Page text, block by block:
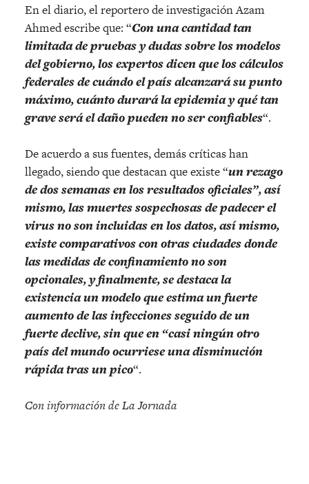
En el diario, el reportero de investigación Azam
Ahmed escribe que: “Con una cantidad tan
limitada de pruebas y dudas sobre los modelos
del gobierno, los expertos dicen que los cálculos
federales de cuándo el país alcanzará su punto
máximo, cuánto durará la epidemia y qué tan
grave será el daño pueden no ser confiables“.
De acuerdo a sus fuentes, demás críticas han
llegado, siendo que destacan que existe “un rezago
de dos semanas en los resultados oficiales”, así
mismo, las muertes sospechosas de padecer el
virus no son incluidas en los datos, así mismo,
existe comparativos con otras ciudades donde
las medidas de confinamiento no son
opcionales, y finalmente, se destaca la
existencia un modelo que estima un fuerte
aumento de las infecciones seguido de un
fuerte declive, sin que en “casi ningún otro
país del mundo ocurriese una disminución
rápida tras un pico“.
Con información de La Jornada